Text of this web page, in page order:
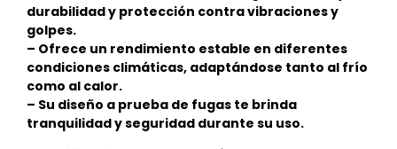
durabilidad y protección contra vibraciones y
golpes.
– Ofrece un rendimiento estable en diferentes
condiciones climáticas, adaptándose tanto al frío
como al calor.
– Su diseño a prueba de fugas te brinda
tranquilidad y seguridad durante su uso.